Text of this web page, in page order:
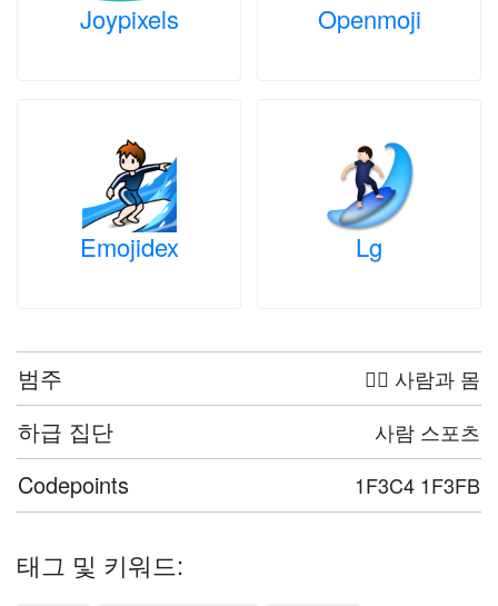
Joypixels Openmoji
Emojidex Lg
범주 🤦‍♀️ 사람과 몸
하급 집단 사람 스포츠
Codepoints 1F3C4 1F3FB
태그 및 키워드: